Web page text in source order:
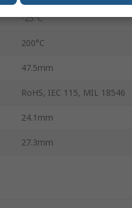
-25°C
200°C
47.5mm
RoHS, IEC 115, MIL 18546
24.1mm
27.3mm